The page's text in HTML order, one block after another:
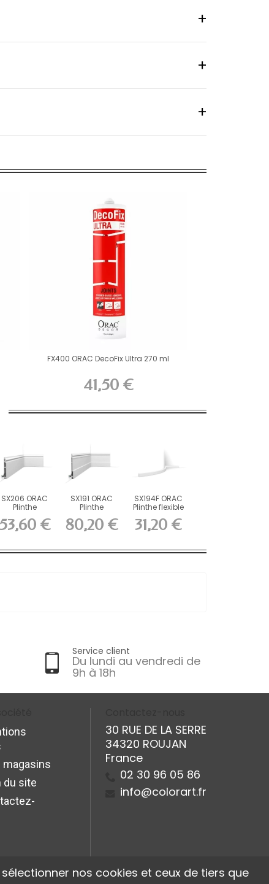
FX400 ORAC DecoFix Ultra 270 ml
41,50 €
SX206 ORAC
Plinthe
L200 x H18...
53,60 €
SX191 ORAC
Plinthe
L200 x H21...
80,20 €
SX194F ORAC
Plinthe flexible
31,20 €
Service client
Du lundi au vendredi de
9h à 18h
magasins
du site
30 RUE DE LA SERRE
34320 ROUJAN
France
02 30 96 05 86
info@colorart.fr
nos cookies et ceux de tiers que